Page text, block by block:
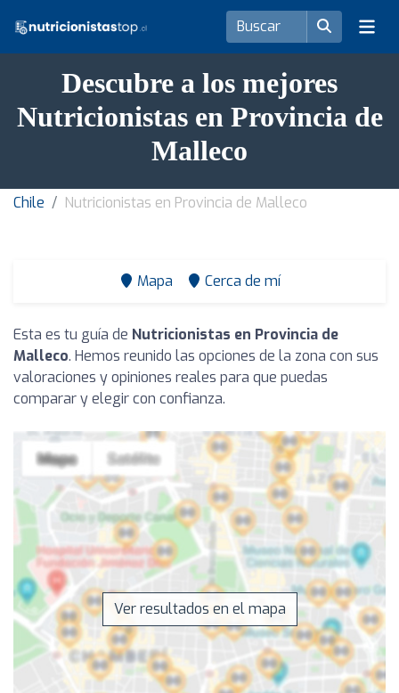
Descubre a los mejores
Nutricionistas en Provincia de
Malleco
Chile Nutricionistas en Provincia de Malleco
Mapa Cerca de mí
Esta es tu guía de Nutricionistas en Provincia de
Malleco. Hemos reunido las opciones de la zona con sus
valoraciones y opiniones reales para que puedas
comparar y elegir con confianza.
Ver resultados en el mapa